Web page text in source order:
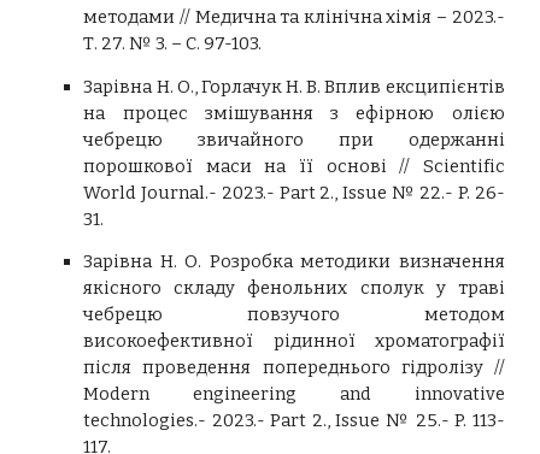
методами // Медична та клінічна хімія – 2023.-
Т. 27. № 3. – С. 97-103.
Зарівна Н. О., Горлачук Н. В.Вплив ексципієнтів
на процес змішування з ефірною олією
чебрецю звичайного при одержанні
порошкової маси на її основі// Scientific
World Journal.- 2023.- Part 2., Issue № 22.- P. 26-
31.
Зарівна Н. О. Розробка методики визначення
якісного складу фенольних сполук у траві
чебрецю повзучого методом
високоефективної рідинної хроматографії
після проведення попереднього гідролізу //
Modern engineering and innovative
technologies.- 2023.- Part 2., Issue № 25.- P. 113-
117.